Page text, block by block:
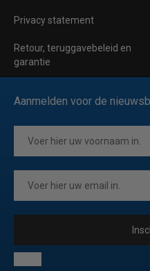
Privacy statement
Retour, teruggavebeleid en
garantie
Aanmelden voor de